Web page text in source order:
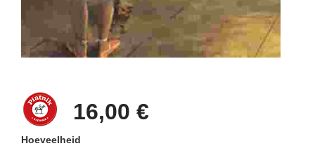
16,00 €
Hoeveelheid